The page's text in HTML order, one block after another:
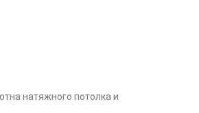
натяжного потолка и